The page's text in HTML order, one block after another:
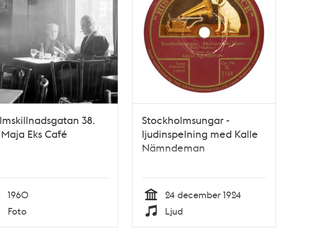
38.
Maja Eks Café
1960
Foto
Stockholmsungar -
ljudinspelning med Kalle
Nämndeman
Tid
24 december 1924
Typ
Ljud